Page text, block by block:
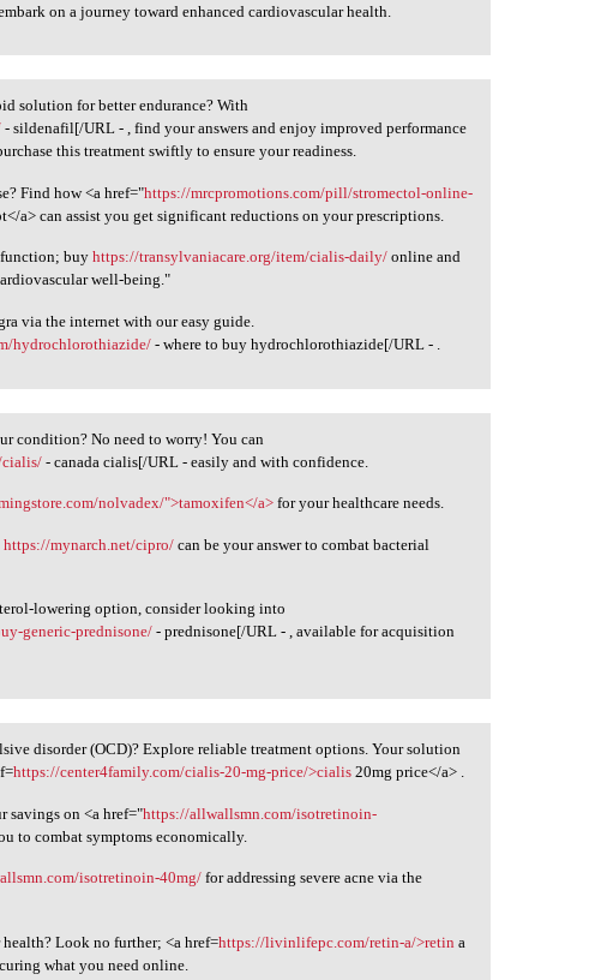
on a journey toward enhanced cardiovascular health.
solution for better endurance? With
- sildenafil[/URL - , find your answers and enjoy improved performance
this treatment swiftly to ensure your readiness.
Find how <a href="https://mrcpromotions.com/pill/stromectol-online-
a> can assist you get significant reductions on your prescriptions.
function; buyhttps://transylvaniacare.org/item/cialis-daily/ online and
well-being."
via the internet with our easy guide.
hydrochlorothiazide/ - where to buy hydrochlorothiazide[/URL - .
condition? No need to worry! You can
cialis/- canada cialis[/URL - easily and with confidence.
nolvadex/">tamoxifen</a>for your healthcare needs.
https://mynarch.net/cipro/ can be your answer to combat bacterial
lowering option, consider looking into
generic-prednisone/ - prednisone[/URL - , available for acquisition
disorder (OCD)? Explore reliable treatment options. Your solution
https://center4family.com/cialis-20-mg-price/>cialis 20mg price</a> .
savings on <a href="https://allwallsmn.com/isotretinoin-
to combat symptoms economically.
isotretinoin-40mg/ for addressing severe acne via the
Look no further; <a href=https://livinlifepc.com/retin-a/>retin a
what you need online.